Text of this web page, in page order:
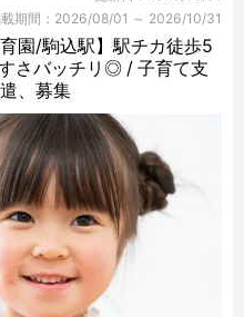
期間：2026/08/01 ～ 2026/10/31
園/駒込駅】駅チカ徒歩5
さバッチリ◎ / 子育て支
、募集
育教諭
稚園教諭
童スタッフ